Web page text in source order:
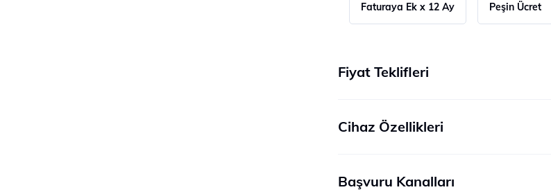
Faturaya Ek x 12 Ay Peşin Ücret
Fiyat Teklifleri
Cihaz Özellikleri
Başvuru Kanalları